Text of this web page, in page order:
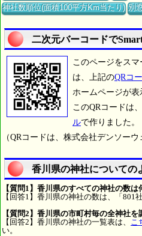
神社数順位(面積100平方Km当たり) 別
二次元バーコードで
このページをス
は、上記のQRコ
ホームページが表
このQRコードは、
ルで作りました。
（QRコードは、株式会社デンソーウ
香川県の神社についての
【質問1】香川県のすべての神社の数は
【回答1】香川県の神社の数は、「801
【質問2】香川県の市町村毎の全神社
【回答2】香川県の神社の一覧表は、 こ
い。